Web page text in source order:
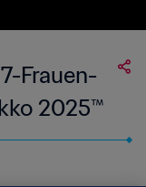
Frauen-
2025™